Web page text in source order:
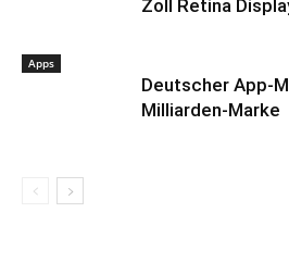
Zoll Retina
Apps
Deutscher App-
Milliarden-Marke